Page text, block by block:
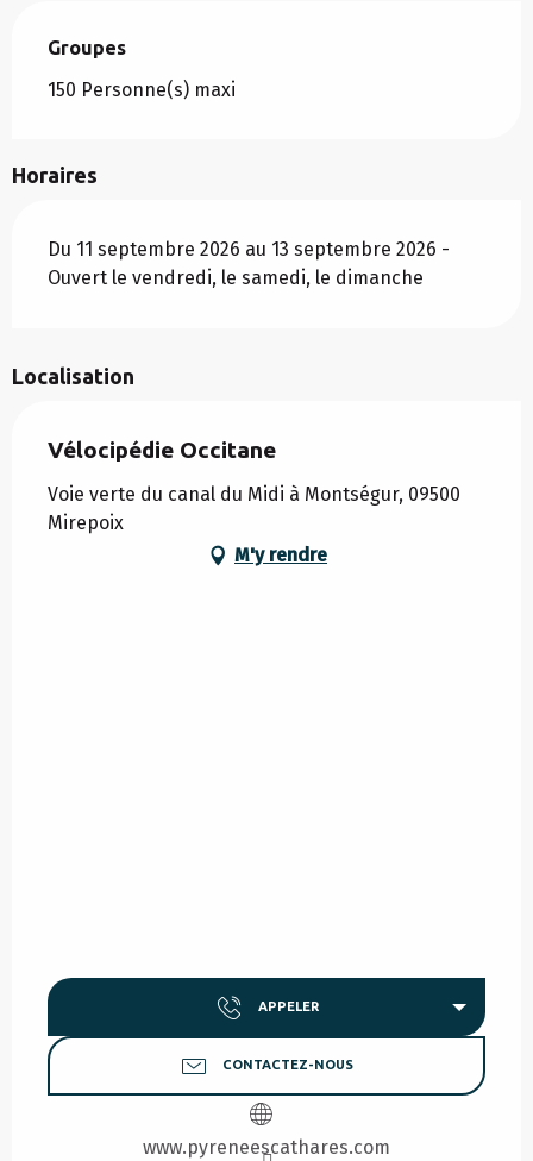
Groupes
Groupes
150 Personne(s) maxi
Horaires
Du 11 septembre 2026 au 13 septembre 2026 -
Ouvert le vendredi, le samedi, le dimanche
Localisation
Vélocipédie Occitane
Voie verte du canal du Midi à Montségur, 09500
Mirepoix
M'y rendre
APPELER
CONTACTEZ-NOUS
www.pyreneescathares.com